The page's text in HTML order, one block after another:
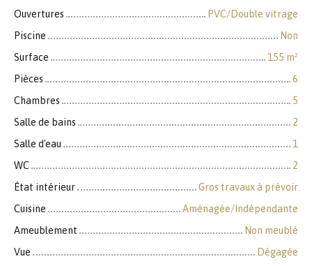
Ouvertures
PVC/Double vitrage
Piscine
Non
Surface
155 m²
Pièces
6
Chambres
5
Salle de bains
2
Salle d'eau
1
WC
2
État intérieur
Gros travaux à prévoir
Cuisine
Aménagée/Indépendante
Ameublement
Non meublé
Vue
Dégagée